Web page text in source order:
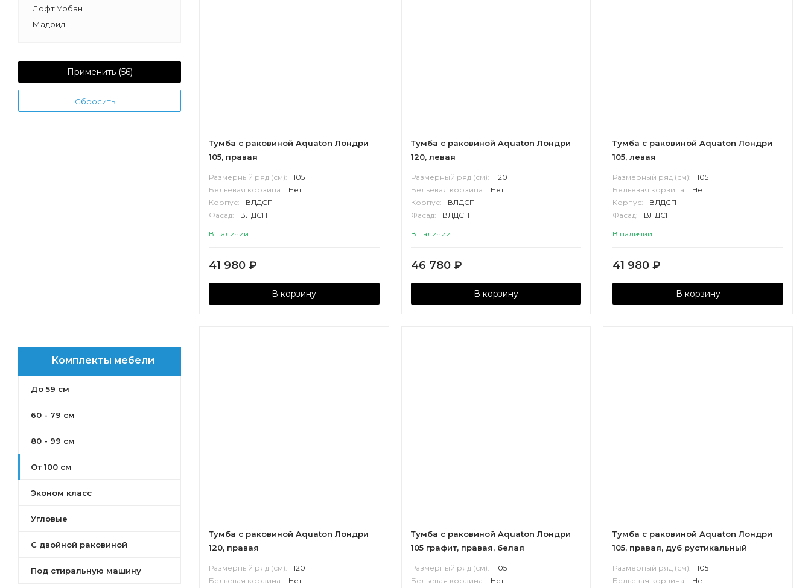
Лофт Урбан
Мадрид
Применить (56)
Сбросить
Комплекты мебели
До 59 см
60 - 79 см
80 - 99 см
От 100 см
Эконом класс
Угловые
С двойной раковиной
Под стиральную машину
Тумба с раковиной Aquaton Лондри
105, правая
Размерный ряд (см):
105
Бельевая корзина:
Нет
Корпус:
ВЛДСП
Фасад:
ВЛДСП
В наличии
41 980 ₽
В корзину
Тумба с раковиной Aquaton Лондри
120, левая
Размерный ряд (см):
120
Бельевая корзина:
Нет
Корпус:
ВЛДСП
Фасад:
ВЛДСП
В наличии
46 780 ₽
В корзину
Тумба с раковиной Aquaton Лондри
105, левая
Размерный ряд (см):
105
Бельевая корзина:
Нет
Корпус:
ВЛДСП
Фасад:
ВЛДСП
В наличии
41 980₽
В корзину
Тумба с раковиной Aquaton Лондри
120, правая
Размерный ряд (см):
120
Бельевая корзина:
Нет
Тумба с раковиной Aquaton Лондри
105 графит, правая, белая
Размерный ряд (см):
105
Бельевая корзина:
Нет
Тумба с раковиной Aquaton Лондри
105, правая, дуб рустикальный
Размерный ряд (см):
105
Бельевая корзина:
Нет